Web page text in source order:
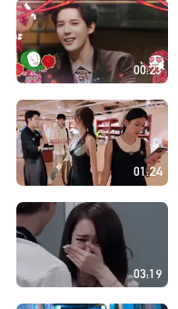
00:23
01:24
03:19